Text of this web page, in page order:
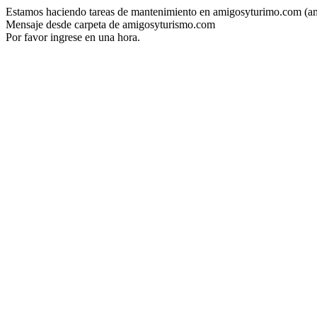
Estamos haciendo tareas de mantenimiento en amigosyturimo.com
Mensaje desde carpeta de amigosyturismo.com
Por favor ingrese en una hora.